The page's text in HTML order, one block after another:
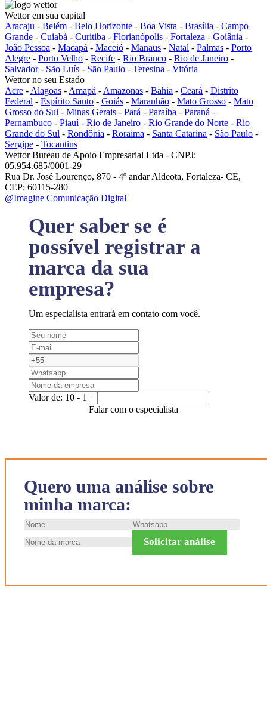
Quero uma análise sobre
minha marca:
Solicitar análise
Wettor em sua capital
Aracaju - Belém - Belo Horizonte - Boa Vista - Brasília - Campo
Grande - Cuiabá - Curitiba - Florianópolis - Fortaleza - Goiânia -
João Pessoa - Macapá - Maceió - Manaus - Natal - Palmas - Porto
Alegre - Porto Velho - Recife - Rio Branco - Rio de Janeiro -
Salvador- São Luís - São Paulo - Teresina - Vitória
Wettor no seu Estado
Acre - Alagoas - Amapá - Amazonas - Bahia - Ceará - Distrito
Federal - Espírito Santo - Goiás - Maranhão - Mato Grosso - Mato
Grosso do Sul - Minas Gerais - Pará - Paraíba - Paraná -
Pernambuco - Piauí- Rio de Janeiro - Rio Grande do Norte - Rio
Grande do Sul - Rondônia - Roraima - Santa Catarina - São Paulo -
Sergipe - Tocantins
Wettor Bureau de Apoio Empresarial Ltda - CNPJ:
05.954.685/0001-29
Rua Dr. José Lourenço, 870 - 4º andar Aldeota, Fortaleza- CE,
CEP: 60115-280
@Imagine Comunicação Digital
Quer saber se é
possível registrar a
marca da sua
empresa?
Um especialista entrará em contato com você.
Valor de: 10 - 1 =
Falar com o especialista